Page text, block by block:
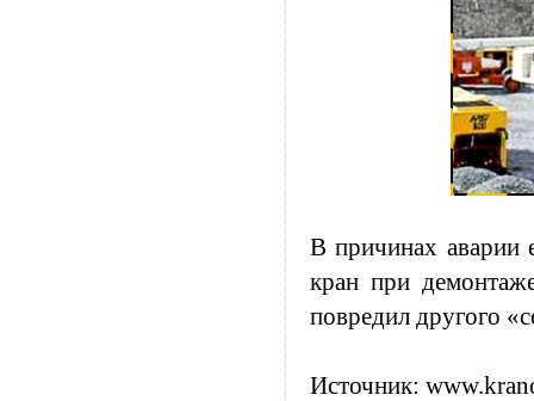
В причинах аварии
кран при
повредил другого
Источник: